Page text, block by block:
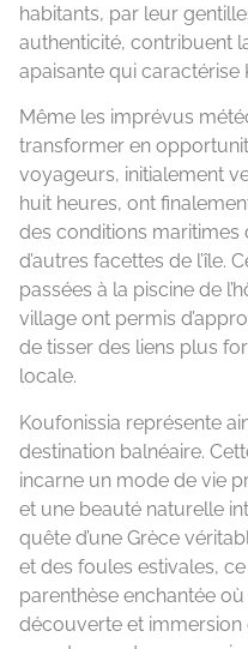
habitants, par leur
authenticité, contribuent
apaisante qui caractérise
Même les imprévus
transformer en
voyageurs, initialement
huit heures, ont
des conditions
d’autres facettes de l’île.
passées à la piscine de
village ont permis
de tisser des liens plus
locale.
Koufonissia représente
destination balnéaire.
incarne un mode de vie
et une beauté naturelle
quête d’une Grèce
et des foules estivales,
parenthèse enchantée
découverte et